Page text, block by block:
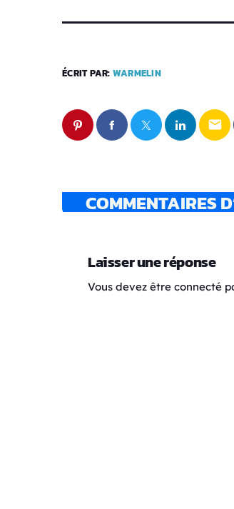
ÉCRIT PAR: WARMELIN
email
COMMENTAIRES
Laisser une réponse
Vous devez être connecté